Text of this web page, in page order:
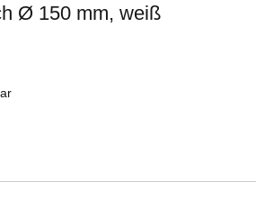
Ø 150 mm, weiß